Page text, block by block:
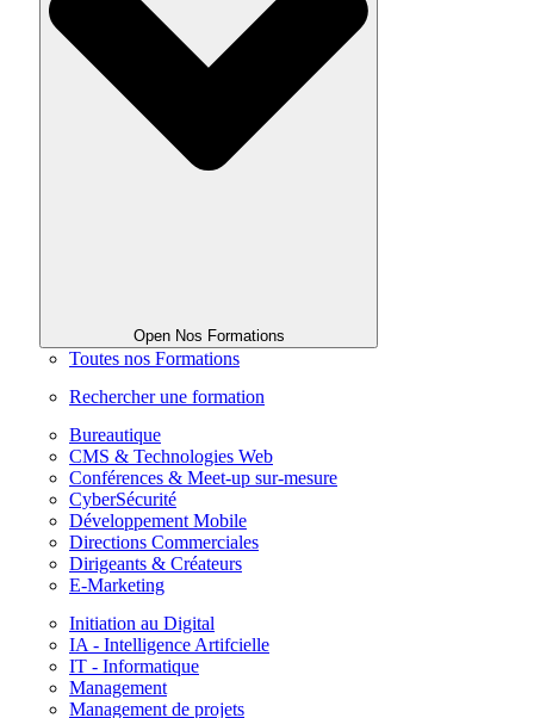
Open Nos Formations
Toutes nos Formations
Rechercher une formation
Bureautique
CMS & Technologies Web
Conférences & Meet-up sur-mesure
CyberSécurité
Développement Mobile
Directions Commerciales
Dirigeants & Créateurs
E-Marketing
Initiation au Digital
IA - Intelligence Artifcielle
IT - Informatique
Management
Management de projets